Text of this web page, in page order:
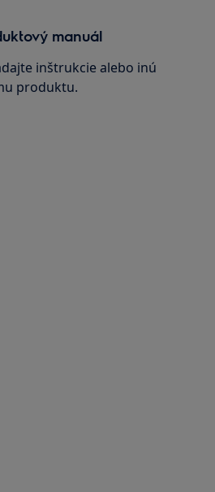
manuál
inštrukcie alebo inú
produktu.